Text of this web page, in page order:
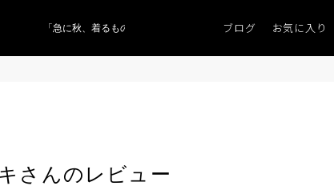
「急に秋、着るものがない」 「キレイなニット」 ポイント9
ブログ お気に入り
さんのレビュー